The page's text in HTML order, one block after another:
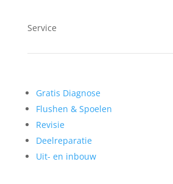
Service
Gratis Diagnose
Flushen & Spoelen
Revisie
Deelreparatie
Uit- en inbouw